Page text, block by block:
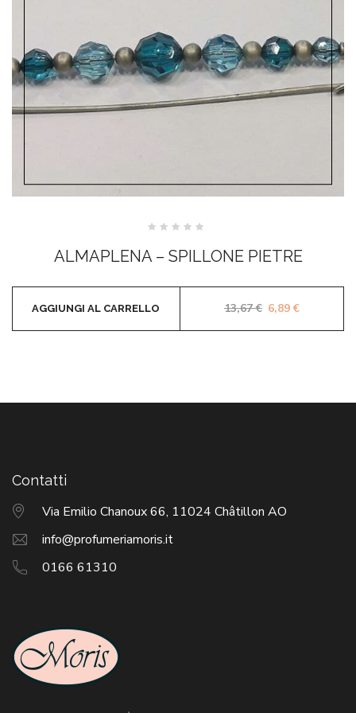
su
5
ALMAPLENA – SPILLONE PIETRE
13,67€ Il prezzo
6,89€Il prezzo
AGGIUNGI AL CARRELLO
Contatti
Via Emilio Chanoux 66, 11024 Châtillon AO
info@profumeriamoris.it
0166 61310